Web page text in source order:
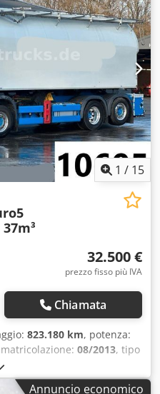
1 / 15
32.500 €
prezzo fisso più IVA
Chiamata
823.180 km, potenza:
08/2013, tipo
, colore:blu, tipo di
Annuncio economico